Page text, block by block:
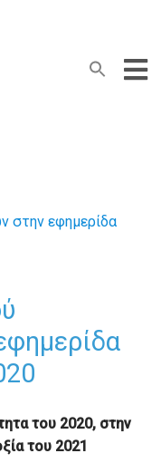
Search
for:
Search Button
του 2020, στην
του 2021